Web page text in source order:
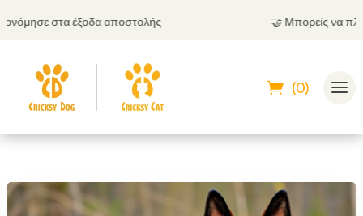
στα έξοδα αποστολής Μπορείς να
(0)